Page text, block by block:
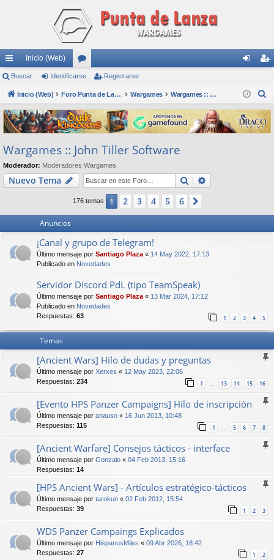
nl
ac
es
rá
pi
do
s
Inicio (Web)
or
os nti
fic
ar
ist
ra
rs
Buscar Identificarse Registrarse
Inicio (Web) Foro Punta de Lanza Wargames Wargames Wargames :: John Tiller Software
s
c
Wargames :: John Tiller Software
Moderador: Moderadores Wargames
Nuevo Tema Buscar
176 temas 1 2 3 4 5 6
Anuncios
¡Canal y grupo de Telegram!
Último mensaje por Santiago Plaza « 14 May 2022, 17:13
Publicado en Novedades
Servidor Discord PdL (tipo TeamSpeak)
Último mensaje por Santiago Plaza « 13 Mar 2024, 17:12
Publicado en Novedades
Respuestas: 63 1 2 3 4 5
Temas
[Ancient Wars] Hilo de dudas y preguntas
Último mensaje por Xerxes « 12 May 2023, 22:06
Respuestas: 234 1 13 14 15 16
[Evento HPS Panzer Campaigns] Hilo de inscripción
Último mensaje por anauso « 16 Jun 2013, 10:48
Respuestas: 115 1 5 6 7 8
[Ancient Warfare] Consejos tácticos - interface
Último mensaje por Gonzalo « 04 Feb 2013, 15:16
Respuestas: 14
[HPS Ancient Wars] - Artículos estratégico-tácticos
Último mensaje por tarokun « 02 Feb 2012, 15:54
Respuestas: 39 1 2 3
WDS Panzer Campaings Explicados
Último mensaje por HispanusMiles « 09 Abr 2026, 18:42
Respuestas: 27 1 2